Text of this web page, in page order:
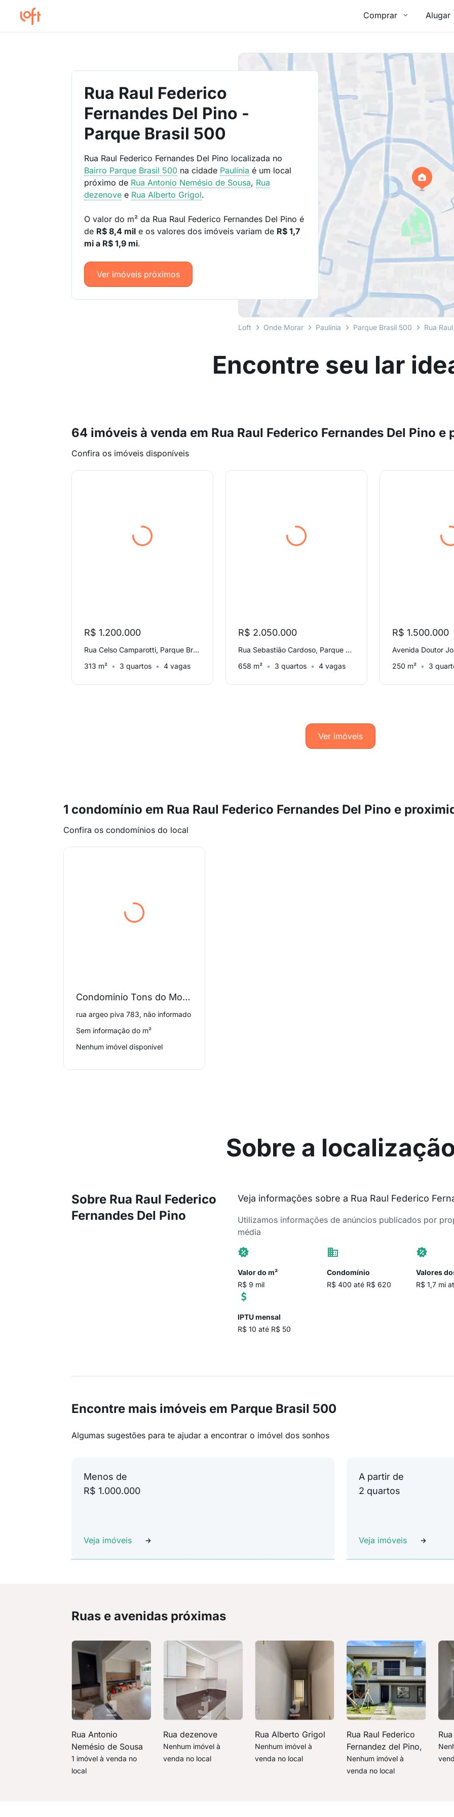
Comprar Alugar
Loft Onde Morar Paulínia Parque Brasil 500 Rua
Rua Raul Federico
Fernandes Del Pino -
Parque Brasil 500
Rua Raul Federico Fernandes Del Pino localizada no
Bairro Parque Brasil 500 na cidade Paulínia é um local
próximo de Rua Antonio Nemésio de Sousa, Rua
dezenove e Rua Alberto Grigol.
O valor do m² da Rua Raul Federico Fernandes Del Pino é
de R$ 8,4 mil e os valores dos imóveis variam de R$ 1,7
mi a R$ 1,9 mi.
Ver imóveis próximos
Encontre seu lar
64 imóveis à venda em Rua Raul Federico Fernandes Del Pino e
Confira os imóveis disponíveis
R$ 1.200.000
Rua Celso Camparotti, Parque Brasil 500
313 m²
3 quartos 4 vagas
R$ 2.050.000
Rua Sebastião Cardoso, Parque Brasil 500
658 m²
3 quartos 4 vagas
R$ 1.500.000
250 m²
3
Ver imóveis
1 condomínio em Rua Raul Federico Fernandes Del Pino e
Confira os condomínios do local
Condominio Tons do Morumbi
rua argeo piva 783, não informado
Sem informação do m²
Nenhum imóvel disponível
Sobre a
Sobre Rua Raul Federico
Fernandes Del Pino
Veja informações sobre a Rua Raul Federico
Utilizamos informações de anúncios publicados por
média
Valor do m²
R$ 9 mil
Condomínio
R$ 400 até R$ 620
Valores
R$ 1,7 mi
IPTU mensal
R$ 10 até R$ 50
Encontre mais imóveis em Parque Brasil 500
Algumas sugestões para te ajudar a encontrar o imóvel dos sonhos
Menos de
R$ 1.000.000
Veja imóveis
A partir de
2 quartos
Veja imóveis
Ruas e avenidas próximas
Rua Antonio
Nemésio de Sousa
1 imóvel à venda no
local
Rua dezenove
Nenhum imóvel à
venda no local
Rua Alberto Grigol
Nenhum imóvel à
venda no local
Rua Raul Federico
Fernandez del Pino,
Nenhum imóvel à
venda no local